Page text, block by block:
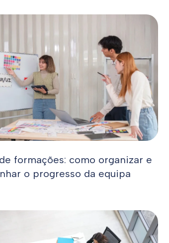
formações: como organizar e
o progresso da equipa